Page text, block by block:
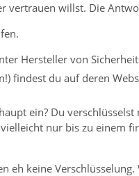
vertrauen willst. Die
Hersteller von
findest du auf deren
ein? Du
nur bis zu einem
eh keine